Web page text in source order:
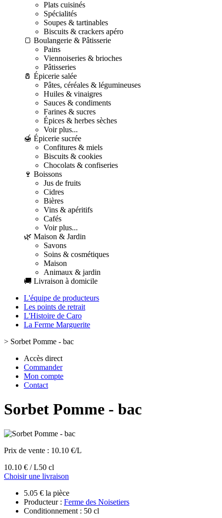
Plats cuisinés
Spécialités
Soupes & tartinables
Biscuits & crackers apéro
🍞 Boulangerie & Pâtisserie
Pains
Viennoiseries & brioches
Pâtisseries
🧂 Épicerie salée
Pâtes, céréales & légumineuses
Huiles & vinaigres
Sauces & condiments
Farines & sucres
Épices & herbes sèches
Voir plus...
🍯 Épicerie sucrée
Confitures & miels
Biscuits & cookies
Chocolats & confiseries
🍷 Boissons
Jus de fruits
Cidres
Bières
Vins & apéritifs
Cafés
Voir plus...
🌿 Maison & Jardin
Savons
Soins & cosmétiques
Maison
Animaux & jardin
🚚 Livraison à domicile
L'équipe de producteurs
Les points de retrait
L'Histoire de Caro
La Ferme Marguerite
> Sorbet Pomme - bac
Accès direct
Commander
Mon compte
Contact
Sorbet Pomme - bac
Prix de vente : 10.10 €/L
10.10 € / L50 cl
Choisir une livraison
5.05 € la pièce
Producteur : Ferme des Noisetiers
Conditionnement : 50 cl